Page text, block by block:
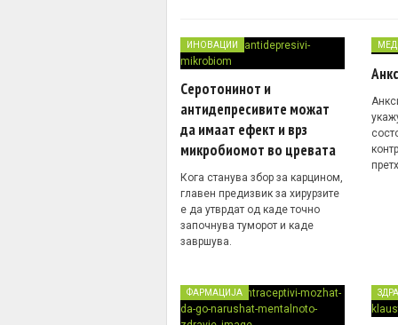
ИНОВАЦИИ
Серотонинот и
антидепресивите можат
да имаат ефект и врз
микробиомот во цревата
Кога станува збор за карцином,
главен предизвик за хирурзите
е да утврдат од каде точно
започнува туморот и каде
завршува.
ФАРМАЦИЈА